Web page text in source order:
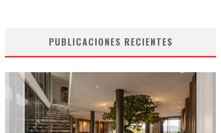
PUBLICACIONES RECIENTES